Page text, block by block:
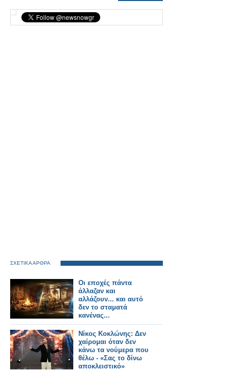
ΣΧΕΤΙΚΑ ΑΡΘΡΑ
Οι εποχές πάντα
άλλαζαν και
αλλάζουν... και αυτό
δεν το σταματά
κανένας...
Νίκος Κοκλώνης: Δεν
χαίρομαι όταν δεν
κάνω τα νούμερα που
θέλω - «Σας το δίνω
αποκλειστικό»